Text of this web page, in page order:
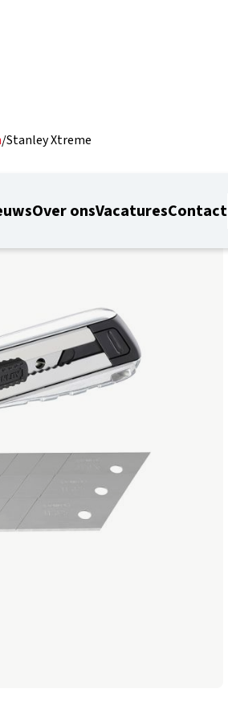
Over onsVacaturesContact
/Stanley Xtreme